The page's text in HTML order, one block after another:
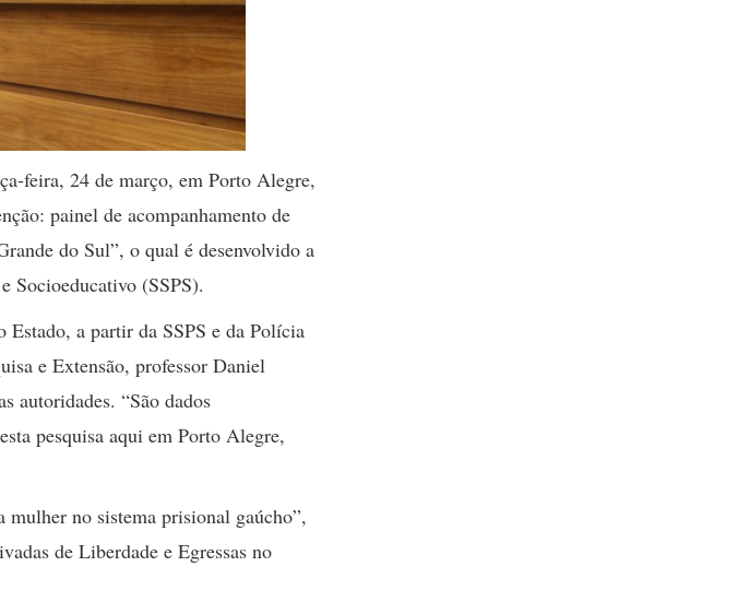
feira, 24 de março, em Porto Alegre,
painel de acompanhamento de
do Sul”, o qual é desenvolvido a
Socioeducativo (SSPS).
Estado, a partir da SSPS e da Polícia
e Extensão, professor Daniel
autoridades. “São dados
pesquisa aqui em Porto Alegre,
no sistema prisional gaúcho”,
de Liberdade e Egressas no